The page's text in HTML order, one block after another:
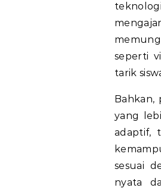
seperti
tarik
yang
adaptif,
sesuai
nyata